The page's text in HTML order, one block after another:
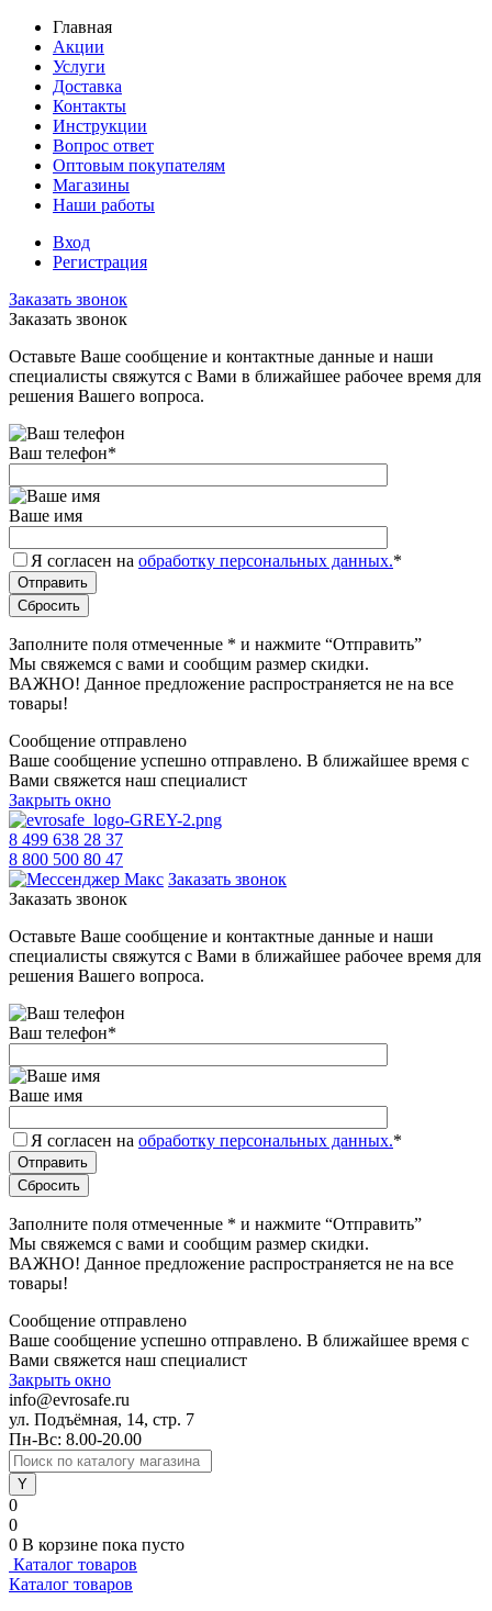
Главная
Акции
Услуги
Доставка
Контакты
Инструкции
Вопрос ответ
Оптовым покупателям
Магазины
Наши работы
Вход
Регистрация
Заказать звонок
Заказать звонок
Оставьте Ваше сообщение и контактные данные и наши
специалисты свяжутся с Вами в ближайшее рабочее время для
решения Вашего вопроса.
Ваш телефон*
Ваше имя
Я согласен на обработку персональных данных.*
Заполните поля отмеченные * и нажмите “Отправить”
Мы свяжемся с вами и сообщим размер скидки.
ВАЖНО! Данное предложение распространяется не на все
товары!
Сообщение отправлено
Ваше сообщение успешно отправлено. В ближайшее время с
Вами свяжется наш специалист
Закрыть окно
8 499 638 28 37
8 800 500 80 47
Заказать звонок
Заказать звонок
Оставьте Ваше сообщение и контактные данные и наши
специалисты свяжутся с Вами в ближайшее рабочее время для
решения Вашего вопроса.
Ваш телефон*
Ваше имя
Я согласен на обработку персональных данных.*
Заполните поля отмеченные * и нажмите “Отправить”
Мы свяжемся с вами и сообщим размер скидки.
ВАЖНО! Данное предложение распространяется не на все
товары!
Сообщение отправлено
Ваше сообщение успешно отправлено. В ближайшее время с
Вами свяжется наш специалист
Закрыть окно
info@evrosafe.ru
ул. Подъёмная, 14, стр. 7
Пн-Вс: 8.00-20.00
0
0
0 В корзине пока пусто
Каталог товаров
Каталог товаров